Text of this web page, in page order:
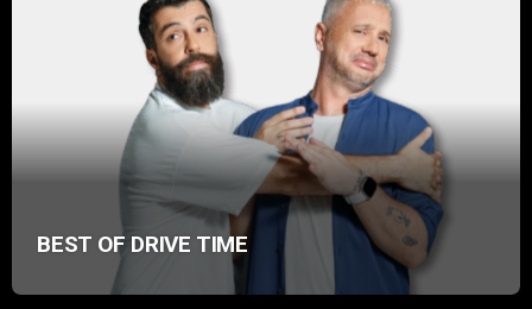
BEST OF DRIVE TIME